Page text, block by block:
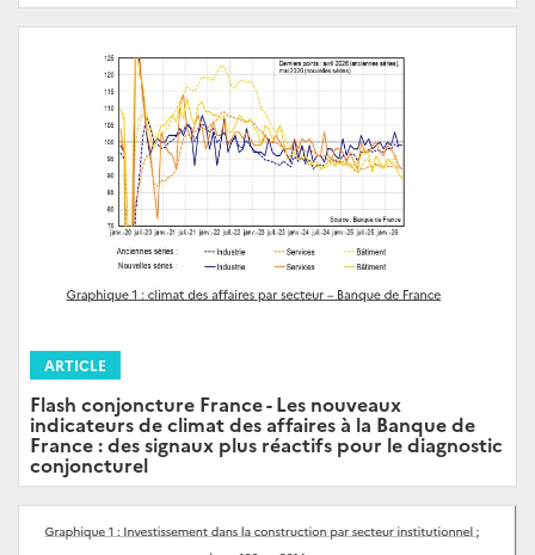
ARTICLE
Flash conjoncture France - Les nouveaux
indicateurs de climat des affaires à la Banque de
France : des signaux plus réactifs pour le diagnostic
conjoncturel